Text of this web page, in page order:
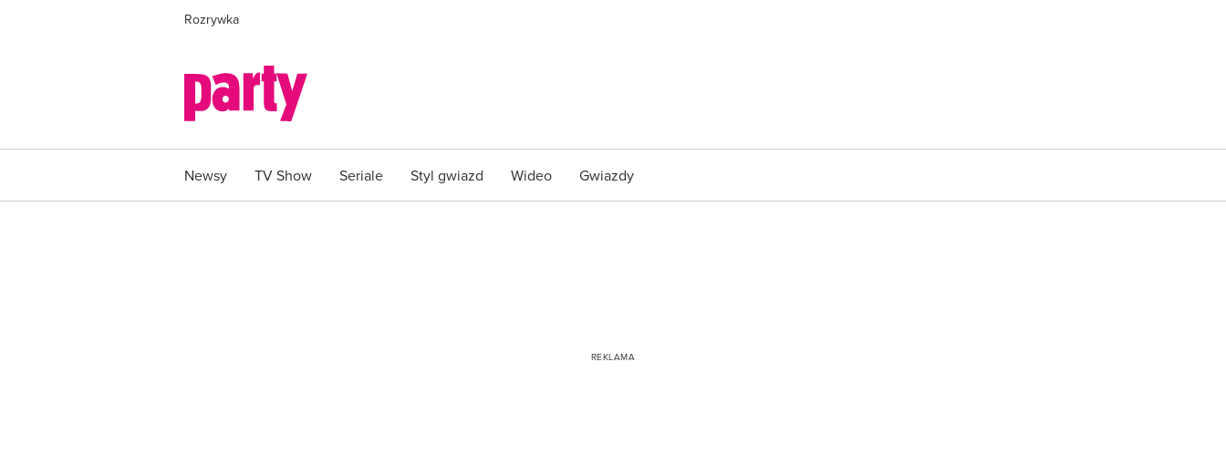
Rozrywka
Newsy TV Show Seriale Styl gwiazd Wideo Gwiazdy